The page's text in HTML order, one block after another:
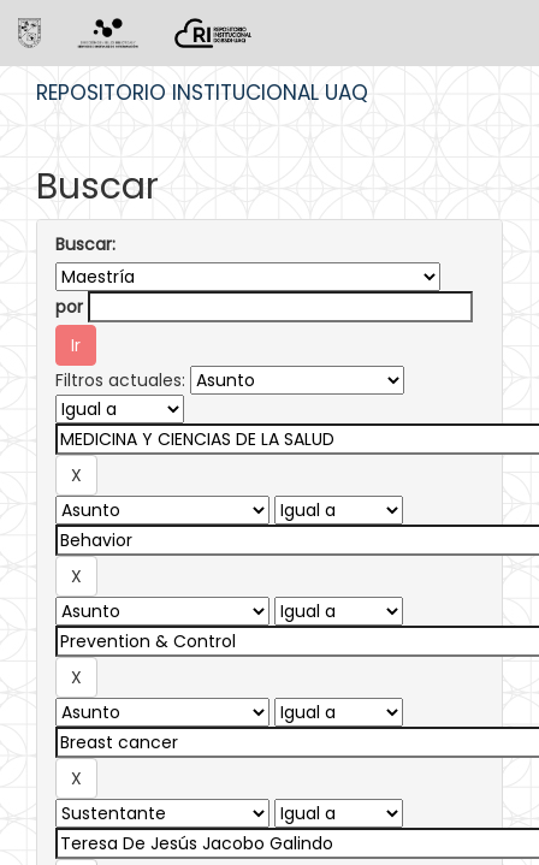
REPOSITORIO INSTITUCIONAL UAQ
Buscar
Buscar:
por
Filtros actuales: